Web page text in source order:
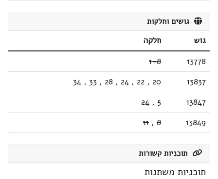
גושים וחלקות
גוש
חלקה
13778
1-8
13837
20
,
22
,
24
,
28
,
33
,
34
13847
5
,
24
13849
8
,
11
תוכניות קשורות
תוכניות משתנות